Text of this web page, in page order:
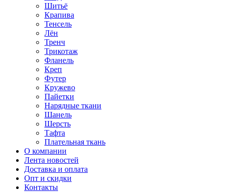
Шитьё
Крапива
Тенсель
Лён
Тренч
Трикотаж
Фланель
Креп
Футер
Кружево
Пайетки
Нарядные ткани
Шанель
Шерсть
Тафта
Плательная ткань
О компании
Лента новостей
Доставка и оплата
Опт и скидки
Контакты